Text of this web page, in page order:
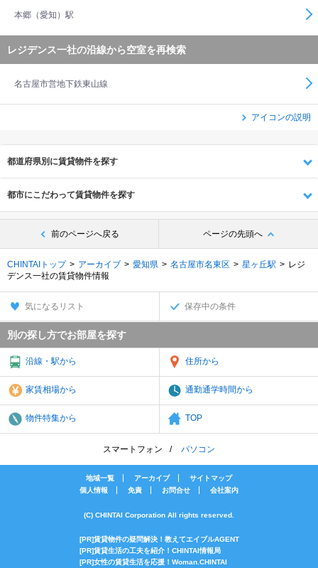
本郷（愛知）駅
レジデンス一社の沿線から空室を再検索
名古屋市営地下鉄東山線
アイコンの説明
都道府県別に賃貸物件を探す
都市にこだわって賃貸物件を探す
前のページへ戻る ページの先頭へ
CHINTAIトップ アーカイブ 愛知県 名古屋市名東区 星ヶ丘駅
レジ
デンス一社の賃貸物件情報
気になるリスト 保存中の条件
別の探し方でお部屋を探す
沿線・駅から 住所から
家賃相場から 通勤通学時間から
物件特集から TOP
スマートフォン パソコン
地域一覧 アーカイブ
サイトマップ
個人情報
免責 お問合せ 会社案内
(C) CHINTAI Corporation All rights reserved.
[PR]賃貸物件の疑問解決！教えてエイブルAGENT
[PR]賃貸生活の工夫を紹介！CHINTAI情報局
[PR]女性の賃貸生活を応援！Woman.CHINTAI